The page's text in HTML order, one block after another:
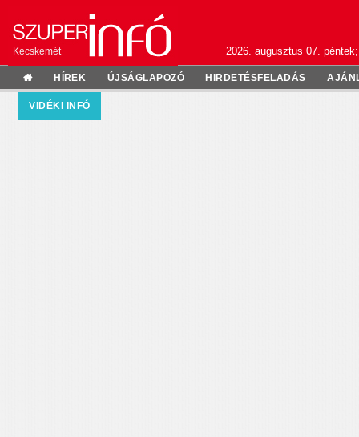
Kecskemét 2026. augusztus 07.
HÍREK ÚJSÁGLAPOZÓ HIRDETÉSFELADÁS
VIDÉKI INFÓ